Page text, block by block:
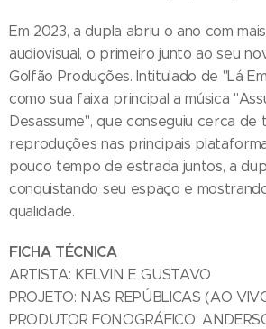
Em 2023, a dupla abriu o ano com
audiovisual, o primeiro junto ao seu
Golfão Produções. Intitulado de "Lá
como sua faixa principal a música
Desassume", que conseguiu cerca de
reproduções nas principais
pouco tempo de estrada juntos, a
conquistando seu espaço e
qualidade.
FICHA TÉCNICA
ARTISTA: KELVIN E GUSTAVO
PROJETO: NAS REPÚBLICAS (AO
PRODUTOR FONOGRÁFICO: